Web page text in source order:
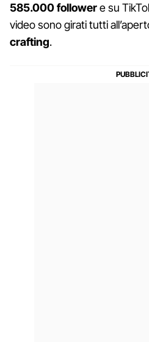
585.000 followere su
video sono girati tutti
crafting.